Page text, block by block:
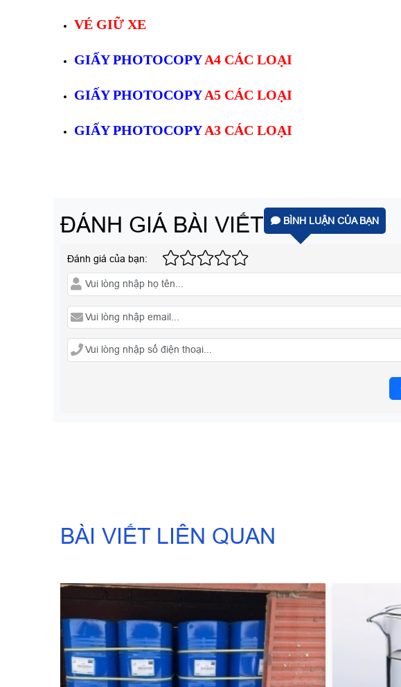
VÉ GIỮ XE
GIẤY PHOTOCOPYA4 CÁC LOẠI
GIẤY PHOTOCOPYA5 CÁC LOẠI
GIẤY PHOTOCOPYA3 CÁC LOẠI
ĐÁNH GIÁ BÀI VIẾT BÌNH LUẬN CỦA BẠN
Đánh giá của bạn:
BÀI VIẾT LIÊN QUAN